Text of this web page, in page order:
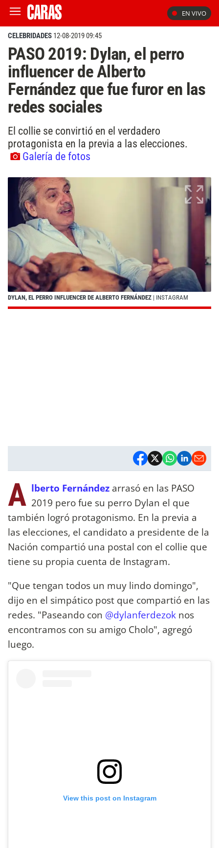
EN VIVO
CELEBRIDADES 12-08-2019 09:45
PASO 2019: Dylan, el perro
influencer de Alberto
Fernández que fue furor en las
redes sociales
El collie se convirtió en el verdadero
protagonista en la previa a las elecciones.
Galería de fotos
DYLAN, EL PERRO INFLUENCER DE ALBERTO FERNÁNDEZ | INSTAGRAM
A lberto Fernández arrasó en las PASO
2019 pero fue su perro Dylan el que
también logró protagonismo. En la previa a
las elecciones, el candidato a presidente de la
Nación compartió una postal con el collie que
tiene su propia cuenta de Instagram.
"Que tengan todos un muy lindo domingo",
dijo en el simpático post que compartió en las
redes. "Paseando con @dylanferdezok nos
encontramos con su amigo Cholo", agregó
luego.
View this post on Instagram